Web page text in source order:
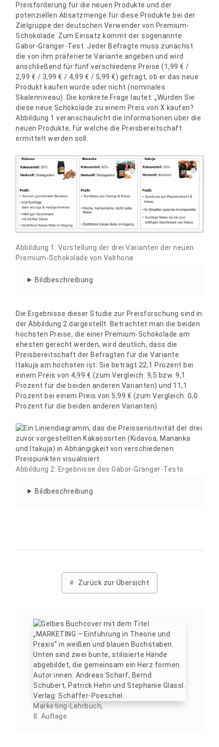
Preisforderung für die neuen Produkte und der
potenziellen Absatzmenge für diese Produkte bei der
Zielgruppe der deutschen Verwender von Premium-
Schokolade. Zum Einsatz kommt der sogenannte
Gabor-Granger-Test. Jeder Befragte muss zunächst
die von ihm präferierte Variante angeben und wird
anschließend für fünf verschiedene Preise (1,99 € /
2,99 € / 3,99 € / 4,99 € / 5,99 €) gefragt, ob er das neue
Produkt kaufen würde oder nicht (nominales
Skalenniveau). Die konkrete Frage lautet: „Würden Sie
diese neue Schokolade zu einem Preis von X kaufen?
Abbildung 1 veranschaulicht die Informationen über die
neuen Produkte, für welche die Preisbereitschaft
ermittelt werden soll.
Abbildung 1: Vorstellung der drei Varianten der neuen
Premium-Schokolade von Valrhona
Bildbeschreibung
Die Ergebnisse dieser Studie zur Preisforschung sind in
der Abbildung 2 dargestellt. Betrachtet man die beiden
höchsten Preise, die einer Premium-Schokolade am
ehesten gerecht werden, wird deutlich, dass die
Preisbereitschaft der Befragten für die Variante
Itakuja am höchsten ist. Sie beträgt 22,1 Prozent bei
einem Preis von 4,99 € (zum Vergleich: 9,5 bzw. 9,1
Prozent für die beiden anderen Varianten) und 11,1
Prozent bei einem Preis von 5,99 € (zum Vergleich: 0,0
Prozent für die beiden anderen Varianten).
Abbildung 2: Ergebnisse des Gabor-Granger-Tests
Bildbeschreibung
Zurück zur Übersicht
Marketing-Lehrbuch,
8. Auflage